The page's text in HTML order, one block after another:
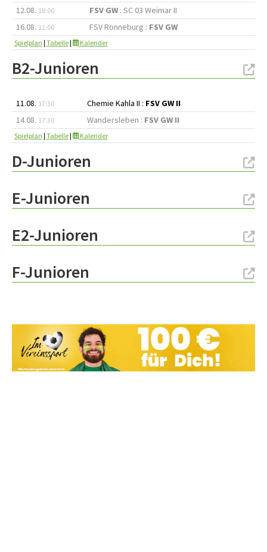
12.08. 18:00 FSV GW : SC 03 Weimar II
16.08. 11:00 FSV Ronneburg : FSV GW
Spielplan | Tabelle| Kalender
B2-Junioren
11.08. 17:30 Chemie Kahla II : FSV GW II
14.08. 17:30 Wandersleben : FSV GW II
Spielplan | Tabelle| Kalender
D-Junioren
E-Junioren
E2-Junioren
F-Junioren